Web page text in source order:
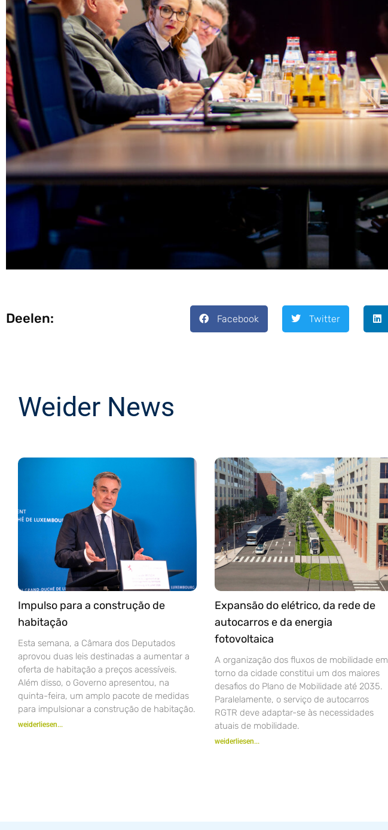
Deelen: Facebook Twitter
Weider News
Impulso para a construção de
habitação
Esta semana, a Câmara dos Deputados
aprovou duas leis destinadas a aumentar a
oferta de habitação a preços acessíveis.
Além disso, o Governo apresentou, na
quinta-feira, um amplo pacote de medidas
para impulsionar a construção de habitação.
weiderliesen...
Expansão do elétrico, da rede de
autocarros e da energia
fotovoltaica
A organização dos fluxos de mobilidade em
torno da cidade constitui um dos maiores
desafios do Plano de Mobilidade até 2035.
Paralelamente, o serviço de autocarros
RGTR deve adaptar-se às necessidades
atuais de mobilidade.
weiderliesen...